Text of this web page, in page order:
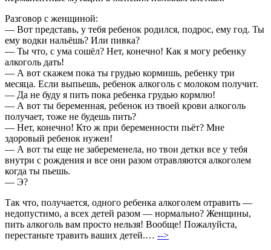
Разговор с женщиной:
— Вот представь, у тебя ребенок родился, подрос, ему год. Ты
ему водки нальёшь? Или пивка?
— Ты что, с ума сошёл? Нет, конечно! Как я могу ребенку
алкоголь дать!
— А вот скажем пока ты грудью кормишь, ребенку три
месяца. Если выпьешь, ребенок алкоголь с молоком получит.
— Да не буду я пить пока ребенка грудью кормлю!
— А вот ты беременная, ребенок из твоей крови алкоголь
получает, тоже не будешь пить?
— Нет, конечно! Кто ж при беременности пьёт? Мне
здоровый ребенок нужен!
— А вот ты еще не забеременела, но твои детки все у тебя
внутри с рождения и все они разом отравляются алкоголем
когда ты пьешь.
— Э?
Так что, получается, одного ребенка алкоголем отравить —
недопустимо, а всех детей разом — нормально? Женщины,
пить алкоголь вам просто нельзя! Вообще! Пожалуйста,
перестаньте травить ваших детей.… -->